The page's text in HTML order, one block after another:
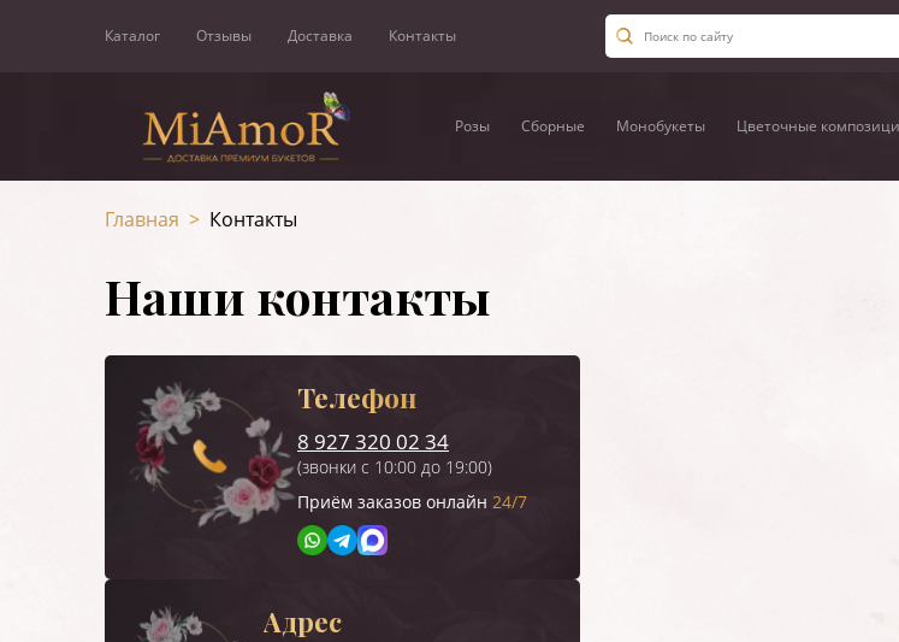
Каталог Отзывы Доставка Контакты
Розы Сборные Монобукеты Цветочные
Главная > Контакты
Наши контакты
Телефон
8 927 320 02 34
(звонки с 10:00 до 19:00)
Приём заказов онлайн 24/7
Адрес